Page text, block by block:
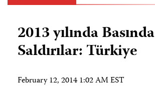
2013 yılında Basında
Saldırılar: Türkiye
February 12, 2014 1:02 AM EST